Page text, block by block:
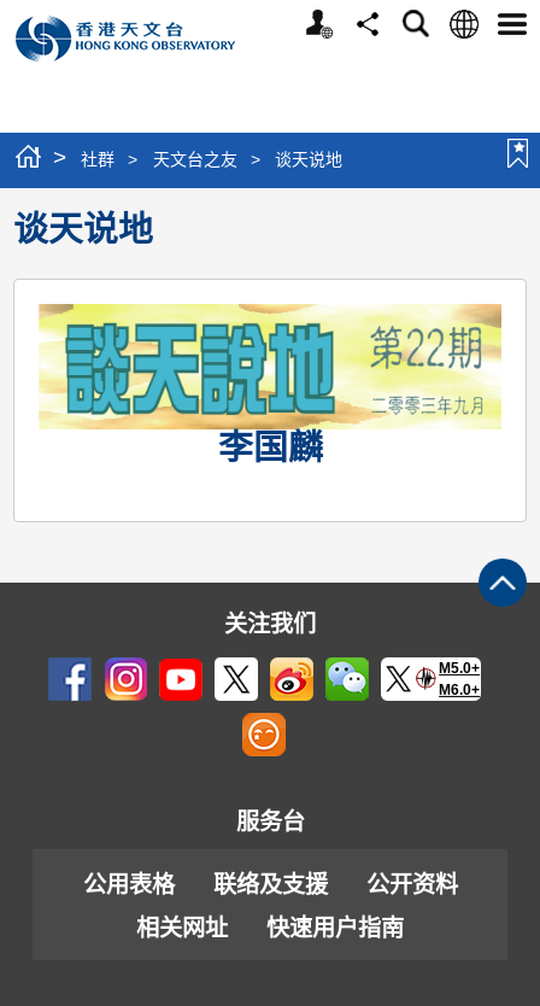
个
分
搜
语
选
> 社群 > 天文台之友 > 谈天说地
谈天说地
李国麟
关注我们
M5.0+
M6.0+
服务台
公用表格 联络及支援
公开资料
相关网址
快速用户指南